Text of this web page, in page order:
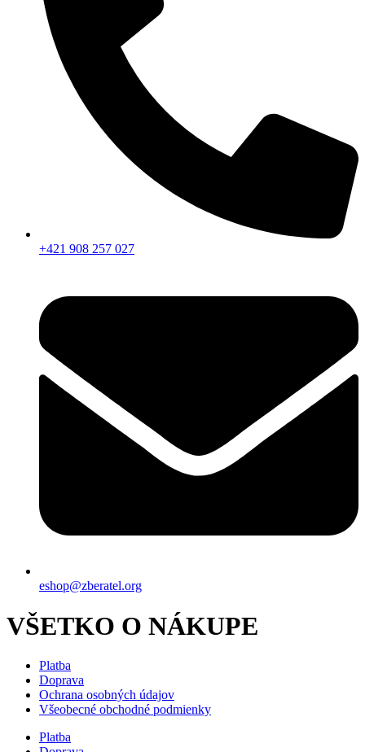
+421 908 257 027
eshop@zberatel.org
VŠETKO O NÁKUPE
Platba
Doprava
Ochrana osobných údajov
Všeobecné obchodné podmienky
Platba